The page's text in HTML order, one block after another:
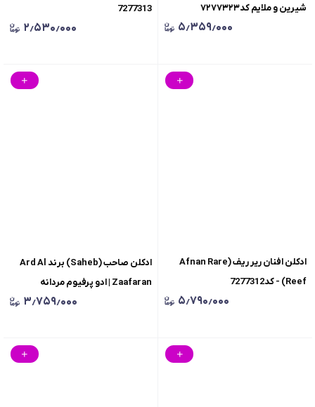
شیرین و ملایم کد۷۲۷۷۳۲۳
۵٫۳۵۹٫۰۰۰
7277313
۲٫۵۳۰٫۰۰۰
ادکلن افنان ریر ریف (Afnan Rare
Reef) - کد7277312
۵٫۷۹۰٫۰۰۰
ادکلن صاحب (Saheb) برند Ard Al
Zaafaran | ادو پرفیوم مردانه
۳٫۷۵۹٫۰۰۰